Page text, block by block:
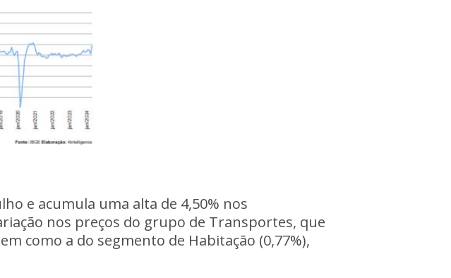
e acumula uma alta de 4,50% nos
nos preços do grupo de Transportes, que
como a do segmento de Habitação (0,77%),